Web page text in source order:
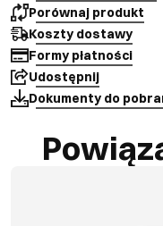
Porównaj produkt
Koszty dostawy
Formy płatności
Udostępnij
Dokumenty do